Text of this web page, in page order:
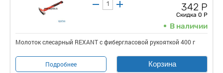
342 Р
Скидка 0 Р
В наличии
Молоток слесарный REXANT с фибергласовой рукояткой 400 г
Подробнее Корзина